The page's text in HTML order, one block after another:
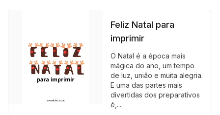
Feliz Natal para
imprimir
O Natal é a época mais
mágica do ano, um tempo
de luz, união e muita alegria.
E uma das partes mais
divertidas dos preparativos
é,...